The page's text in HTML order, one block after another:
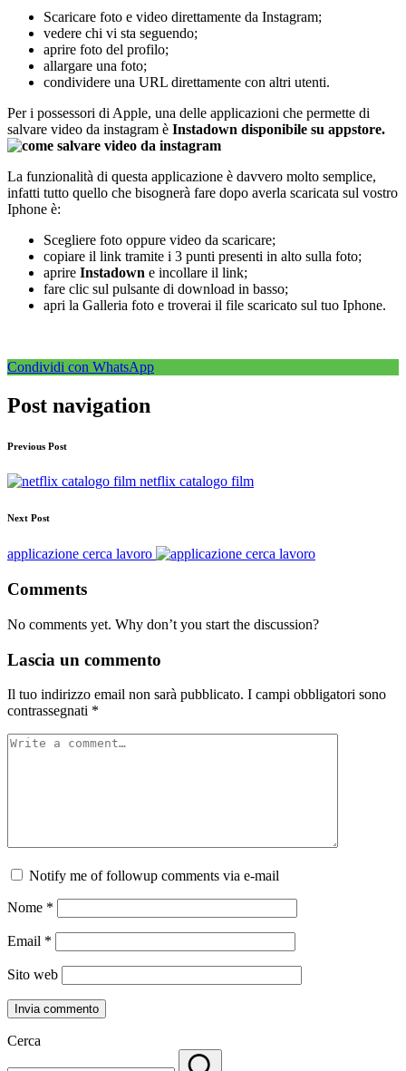
Scaricare foto e video direttamente da Instagram;
vedere chi vi sta seguendo;
aprire foto del profilo;
allargare una foto;
condividere una URL direttamente con altri utenti.
Per i possessori di Apple, una delle applicazioni che permette di
salvare video da instagram è Instadown disponibile su appstore.
La funzionalità di questa applicazione è davvero molto semplice,
infatti tutto quello che bisognerà fare dopo averla scaricata sul vostro
Iphone è:
Scegliere foto oppure video da scaricare;
copiare il link tramite i 3 punti presenti in alto sulla foto;
aprire Instadown e incollare il link;
fare clic sul pulsante di download in basso;
apri la Galleria foto e troverai il file scaricato sul tuo Iphone.
Condividi con WhatsApp
Post navigation
Previous Post
netflix catalogo film
Next Post
applicazione cerca lavoro
Comments
No comments yet. Why don’t you start the discussion?
Lascia un commento
Il tuo indirizzo email non sarà pubblicato. I campi obbligatori sono
contrassegnati *
Notify me of followup comments via e-mail
Nome *
Email *
Sito web
Cerca